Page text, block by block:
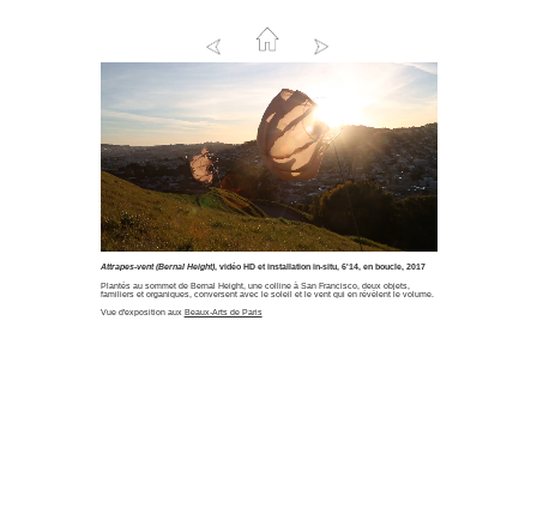
Attrapes-vent (Bernal Height), vidéo HD et installation in-situ, 6'14, en boucle, 2017
Plantés au sommet de Bernal Height, une colline à San Francisco, deux objets,
familiers et organiques, conversent avec le soleil et le vent qui en révèlent le volume.
Vue d'exposition aux Beaux-Arts de Paris